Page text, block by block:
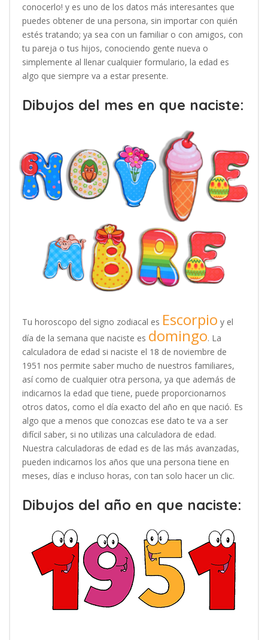
conocerlo! y es uno de los datos más interesantes que
puedes obtener de una persona, sin importar con quién
estés tratando; ya sea con un familiar o con amigos, con
tu pareja o tus hijos, conociendo gente nueva o
simplemente al llenar cualquier formulario, la edad es
algo que siempre va a estar presente.
Dibujos del mes en que naciste:
Tu horoscopo del signo zodiacal es Escorpio y el
día de la semana que naciste es domingo. La
calculadora de edad si naciste el 18 de noviembre de
1951 nos permite saber mucho de nuestros familiares,
así como de cualquier otra persona, ya que además de
indicarnos la edad que tiene, puede proporcionarnos
otros datos, como el día exacto del año en que nació. Es
algo que a menos que conozcas ese dato te va a ser
difícil saber, si no utilizas una calculadora de edad.
Nuestra calculadoras de edad es de las más avanzadas,
pueden indicarnos los años que una persona tiene en
meses, días e incluso horas, con tan solo hacer un clic.
Dibujos del año en que naciste: